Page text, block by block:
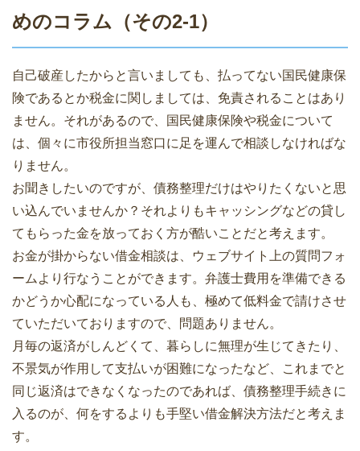
めのコラム（その2-1）
自己破産したからと言いましても、払ってない国民健康保
険であるとか税金に関しましては、免責されることはあり
ません。それがあるので、国民健康保険や税金について
は、個々に市役所担当窓口に足を運んで相談しなければな
りません。
お聞きしたいのですが、債務整理だけはやりたくないと思
い込んでいませんか？それよりもキャッシングなどの貸し
てもらった金を放っておく方が酷いことだと考えます。
お金が掛からない借金相談は、ウェブサイト上の質問フォ
ームより行なうことができます。弁護士費用を準備できる
かどうか心配になっている人も、極めて低料金で請けさせ
ていただいておりますので、問題ありません。
月毎の返済がしんどくて、暮らしに無理が生じてきたり、
不景気が作用して支払いが困難になったなど、これまでと
同じ返済はできなくなったのであれば、債務整理手続きに
入るのが、何をするよりも手堅い借金解決方法だと考えま
す。